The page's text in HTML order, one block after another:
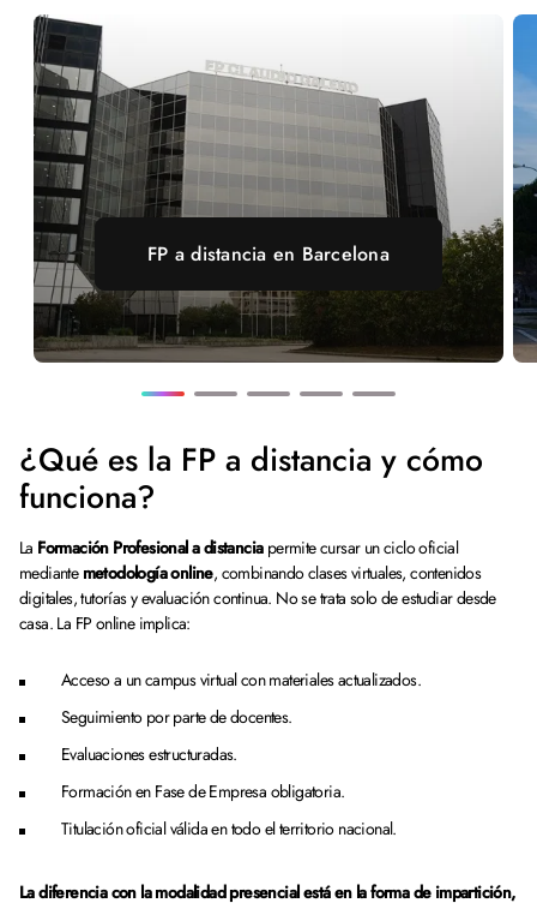
FP a distancia en Barcelona
¿Qué es la FP a distancia y cómo
funciona?
La Formación Profesional a distanciapermite cursar un ciclo oficial
mediante metodología online, combinando clases virtuales, contenidos
digitales, tutorías y evaluación continua. No se trata solo de estudiar desde
casa. La FP online implica:
Acceso a un campus virtual con materiales actualizados.
Seguimiento por parte de docentes.
Evaluaciones estructuradas.
Formación en Fase de Empresa obligatoria.
Titulación oficial válida en todo el territorio nacional.
La diferencia con la modalidad presencial está en la forma de impartición,